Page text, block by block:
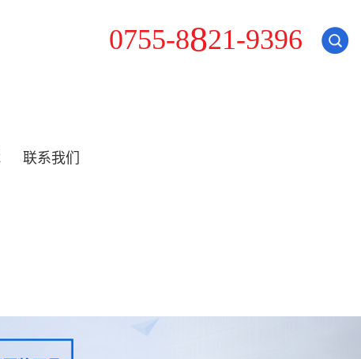
0755-8821-9396
联系我们